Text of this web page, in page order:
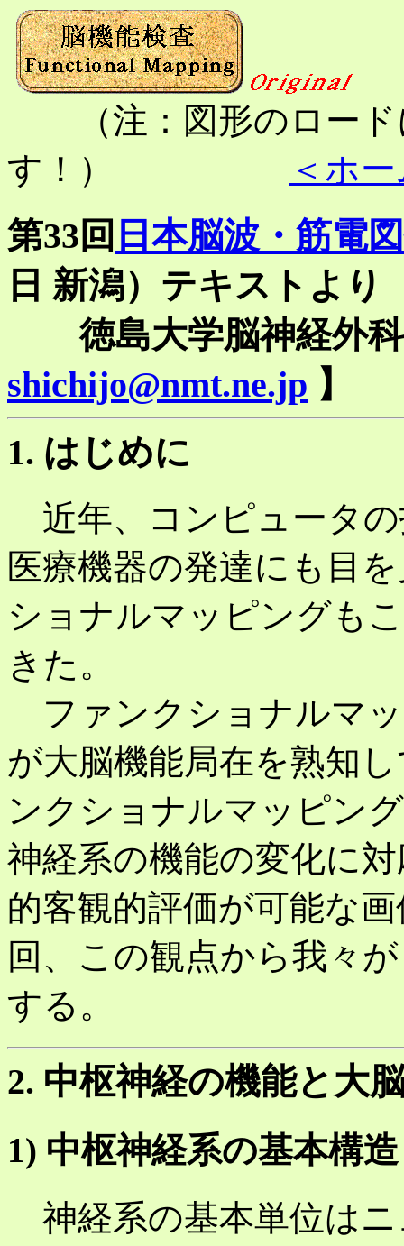
（注：図形のロード
す！）
＜ホ
第33回 日本脳波・筋電
日 新潟）テキストより
徳島大学脳神経外
shichijo@nmt.ne.jp 】
1. はじめに
近年、コンピュータ
医療機器の発達にも目
ショナルマッピングも
きた。
ファンクショナルマ
が大脳機能局在を熟知
ンクショナルマッピン
神経系の機能の変化に
的客観的評価が可能な
回、この観点から我々
する。
2. 中枢神経の機能と大
1) 中枢神経系の基本構造
神経系の基本単位は